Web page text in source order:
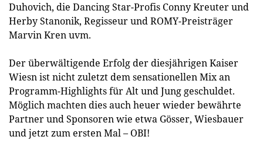
Duhovich, die Dancing Star-Profis Conny Kreuter und
Herby Stanonik, Regisseur und ROMY-Preisträger
Marvin Kren uvm.
Der überwältigende Erfolg der diesjährigen Kaiser
Wiesn ist nicht zuletzt dem sensationellen Mix an
Programm-Highlights für Alt und Jung geschuldet.
Möglich machten dies auch heuer wieder bewährte
Partner und Sponsoren wie etwa Gösser, Wiesbauer
und jetzt zum ersten Mal – OBI!